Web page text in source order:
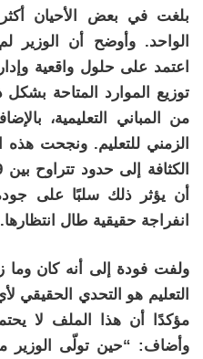
الواحد. وأوضح أن الوزير
اعتمد على حلول واقعية
توزيع الموارد المتاحة
من المباني التعليمية،
الزمني للتعليم. ونجحت
أن يؤثر ذلك سلبًا على جودة
انفراجة حقيقية طال انتظارها.
ولفت فودة إلى أنه كان وما
التعليم هو التحدي الحقيقي
مؤكدًا أن هذا الملف لا
وأضاف: “حين تولّى الوزير